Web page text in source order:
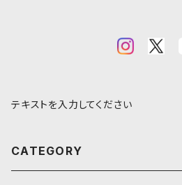
テキストを入力してください
CATEGORY